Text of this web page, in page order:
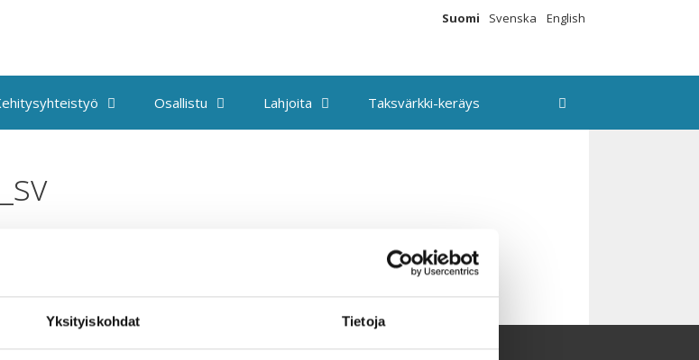
Yksityiskohdat Tietoja
Suomi Svenska English
Osallistu Lahjoita Taksvärkki-keräys